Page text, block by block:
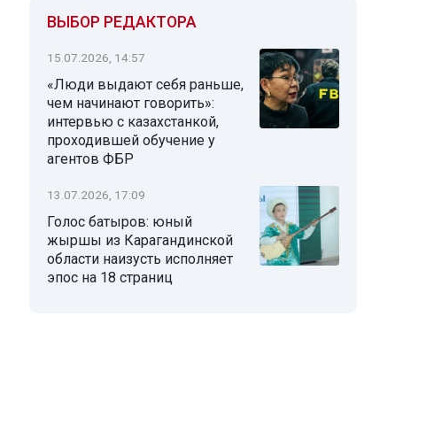
ВЫБОР РЕДАКТОРА
15.07.2026, 14:57
«Люди выдают себя раньше,
чем начинают говорить»:
интервью с казахстанкой,
проходившей обучение у
агентов ФБР
13.07.2026, 17:09
Голос батыров: юный
жыршы из Карагандинской
области наизусть исполняет
эпос на 18 страниц